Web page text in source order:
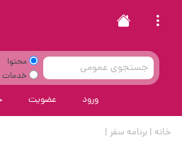
محتوا
خدمات
ورود عضویت
خانه |برنامه سفر |